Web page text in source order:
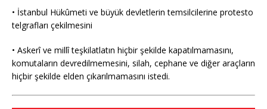
• İstanbul Hükûmeti ve büyük devletlerin temsilcilerine protesto
telgrafları çekilmesini
• Askerî ve millî teşkilatlatın hiçbir şekilde kapatılmamasını,
komutaların devredilmemesini, silah, cephane ve diğer araçların
hiçbir şekilde elden çıkarılmamasını istedi.